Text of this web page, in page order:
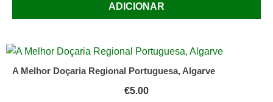
ADICIONAR
A Melhor Doçaria Regional Portuguesa, Algarve
€5.00